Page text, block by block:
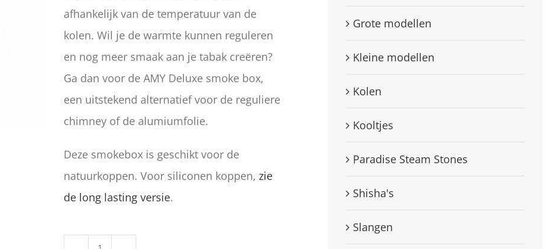
afhankelijk van de temperatuur van de
kolen. Wil je de warmte kunnen reguleren
en nog meer smaak aan je tabak creëren?
Ga dan voor de AMY Deluxe smoke box,
een uitstekend alternatief voor de reguliere
chimney of de alumiumfolie.
Deze smokebox is geschikt voor de
natuurkoppen. Voor siliconen koppen, zie
de long lasting versie.
Grote modellen
Kleine modellen
Kolen
Kooltjes
Paradise Steam Stones
Shisha's
Slangen